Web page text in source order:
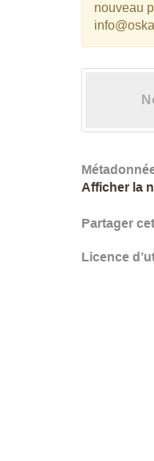
nouveau
Afficher la
Partager
Licence